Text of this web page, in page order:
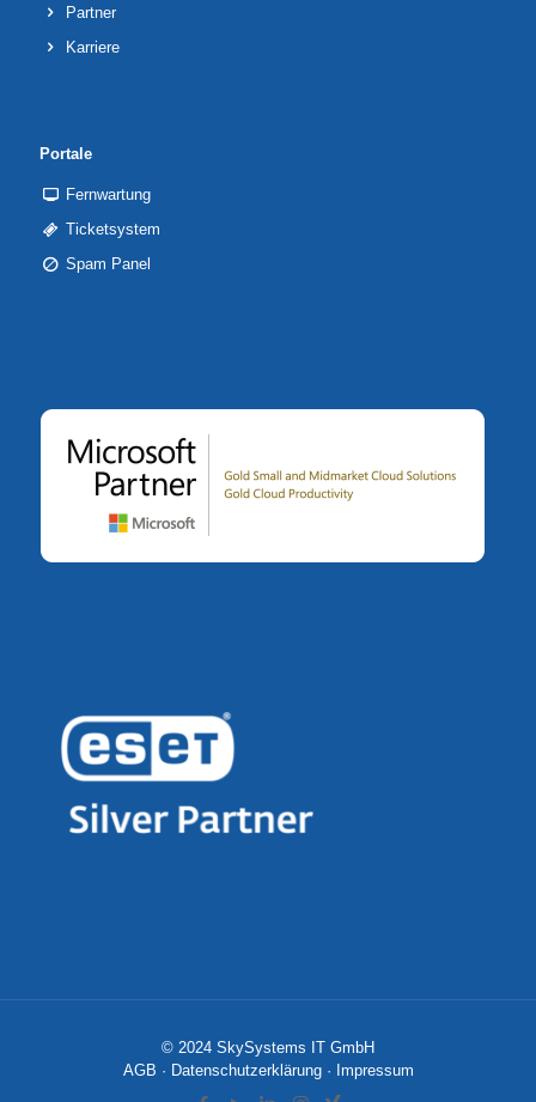
Partner
Karriere
Portale
Fernwartung
Ticketsystem
Spam Panel
© 2024 SkySystems IT GmbH
AGB · Datenschutzerklärung· Impressum